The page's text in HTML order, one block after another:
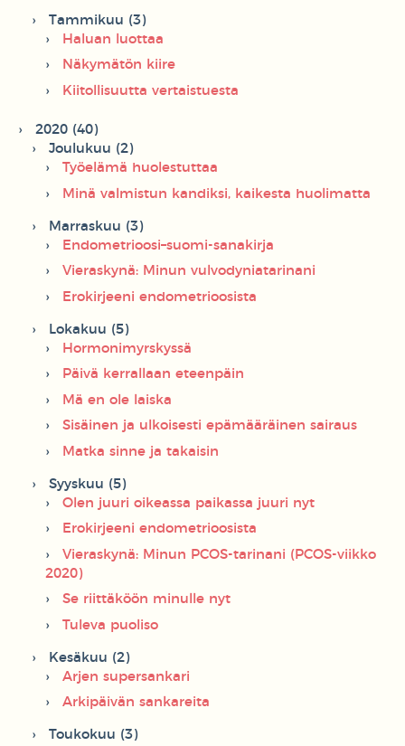
Tammikuu (3)
Haluan luottaa
Näkymätön kiire
Kiitollisuutta vertaistuesta
2020 (40)
Joulukuu (2)
Työelämä huolestuttaa
Minä valmistun kandiksi, kaikesta huolimatta
Marraskuu (3)
Endometrioosi–suomi-sanakirja
Vieraskynä: Minun vulvodyniatarinani
Erokirjeeni endometrioosista
Lokakuu (5)
Hormonimyrskyssä
Päivä kerrallaan eteenpäin
Mä en ole laiska
Sisäinen ja ulkoisesti epämääräinen sairaus
Matka sinne ja takaisin
Syyskuu (5)
Olen juuri oikeassa paikassa juuri nyt
Erokirjeeni endometrioosista
Vieraskynä: Minun PCOS-tarinani (PCOS-viikko
2020)
Se riittäköön minulle nyt
Tuleva puoliso
Kesäkuu (2)
Arjen supersankari
Arkipäivän sankareita
Toukokuu (3)